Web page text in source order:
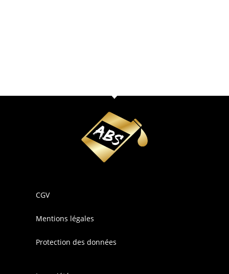
CGV
Mentions légales
Protection des données